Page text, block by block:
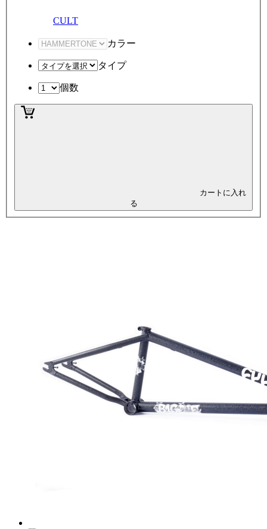
CULT
カラー
タイプ
個数
カートに入れ
る